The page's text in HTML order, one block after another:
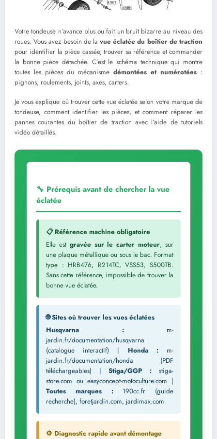
Votre tondeuse n’avance plus ou fait un bruit bizarre au niveau des
roues. Vous avez besoin de lavue éclatée du boîtier de traction
pour identifier la pièce cassée, trouver sa référence et commander
la bonne pièce détachée. C’est le schéma technique qui montre
toutes les pièces du mécanisme démontées et numérotées :
pignons, roulements, joints, axes, carters.
Je vous explique où trouver cette vue éclatée selon votre marque de
tondeuse, comment identifier les pièces, et comment réparer les
pannes courantes du boîtier de traction avec l’aide de tutoriels
vidéo détaillés.
🔧 Prérequis avant de chercher la vue
éclatée
📋 Référence machine obligatoire
Elle est gravée sur le carter moteur, sur
une plaque métallique ou sous le bac. Format
type : HRB476, R214TC, VSS53, S500TB.
Sans cette référence, impossible de trouver la
bonne vue éclatée.
🌐 Sites où trouver les vues éclatées
Husqvarna :m-
jardin.fr/documentation/husqvarna
(catalogue interactif) | Honda :m-
jardin.fr/documentation/honda (PDF
téléchargeables) | Stiga/GGP :stiga-
store.com ou easyconcept-motoculture.com |
Toutes marques :190cc.fr (guide
recherche), foretjardin.com, jardimax.com
⚙️ Diagnostic rapide avant démontage